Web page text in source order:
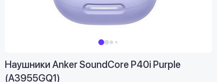
Наушники Anker SoundCore P40i Purple
(A3955GQ1)